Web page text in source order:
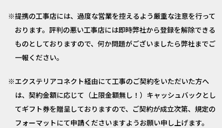
提携の工事店には、過度な営業を控えるよう厳重な注意を行って
おります。評判の悪い工事店には即時弊社から登録を解除できる
ものとしておりますので、何か問題がございましたら弊社までご
一報ください。
エクステリアコネクト経由にて工事のご契約をいただいた方へ
は、契約金額に応じて（上限金額無し！）キャッシュバックとし
てギフト券を贈呈しておりますので、ご契約が成立次第、規定の
フォーマットにて申請くださいますようお願い申し上げます。